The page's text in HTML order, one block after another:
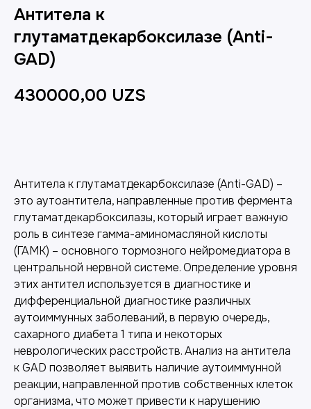
Антитела к
глутаматдекарбоксилазе (Anti-
GAD)
430000,00 UZS
Антитела к глутаматдекарбоксилазе (Anti-GAD) –
это аутоантитела, направленные против фермента
глутаматдекарбоксилазы, который играет важную
роль в синтезе гамма-аминомасляной кислоты
(ГАМК) – основного тормозного нейромедиатора в
центральной нервной системе. Определение уровня
этих антител используется в диагностике и
дифференциальной диагностике различных
аутоиммунных заболеваний, в первую очередь,
сахарного диабета 1 типа и некоторых
неврологических расстройств. Анализ на антитела
к GAD позволяет выявить наличие аутоиммунной
реакции, направленной против собственных клеток
организма, что может привести к нарушению